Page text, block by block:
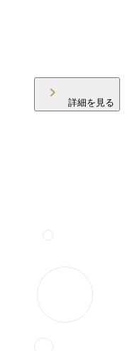
詳細を見る